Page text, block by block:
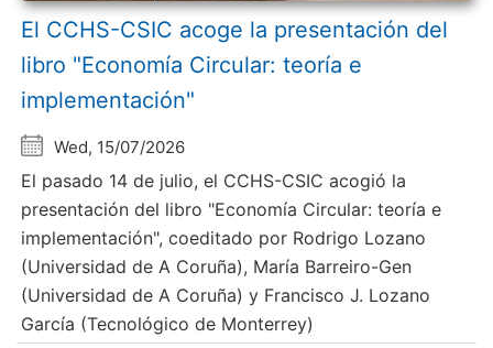
El CCHS-CSIC acoge la presentación del
libro "Economía Circular: teoría e
implementación"
Wed, 15/07/2026
El pasado 14 de julio, el CCHS-CSIC acogió la
presentación del libro "Economía Circular: teoría e
implementación", coeditado por Rodrigo Lozano
(Universidad de A Coruña), María Barreiro-Gen
(Universidad de A Coruña) y Francisco J. Lozano
García (Tecnológico de Monterrey)